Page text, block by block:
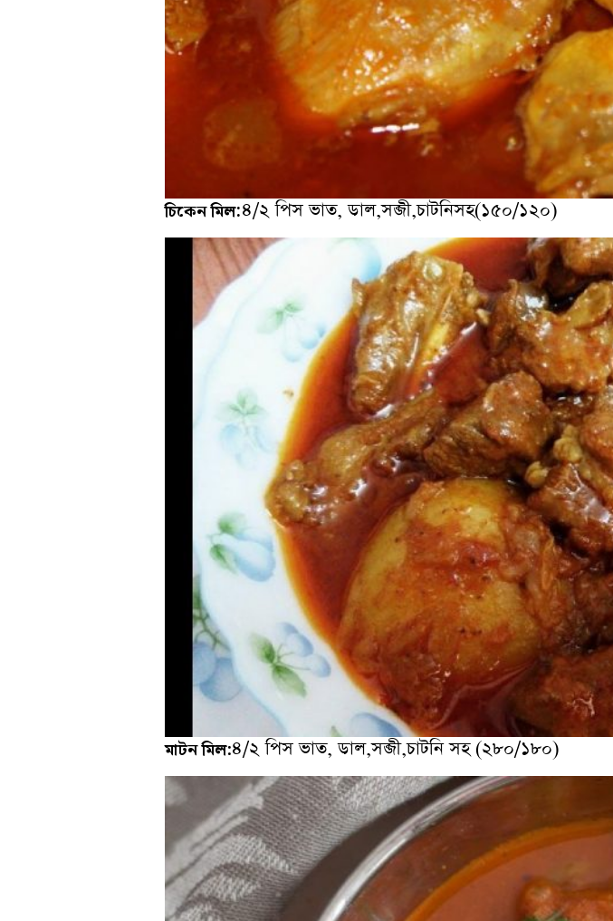
চিকেন মিল:৪/২ পিস ভাত, ডাল,সব্জী,চাটনিসহ(১৫০/১২০)
মাটন মিল:৪/২ পিস ভাত, ডাল,সব্জী,চাটনি সহ (২৮০/১৮০)